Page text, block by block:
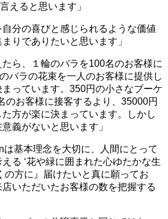
えると思います」
自分の喜びと感じられるような価値
りでありたいと思います」
たら、１輪のバラを100名のお客様に
バラの花束を一人のお客様に提供し
っています。 350円の小さなブーケ
のお客様に接客するより、 35000円
方が楽に決まっています。しかし
義がないと思います」
は基本理念を大切に、人間にとって
る ‘花や緑に囲まれた心ゆたかな生
の方に』届けたいと真に願ってお
いただいたお客様の数を把握する